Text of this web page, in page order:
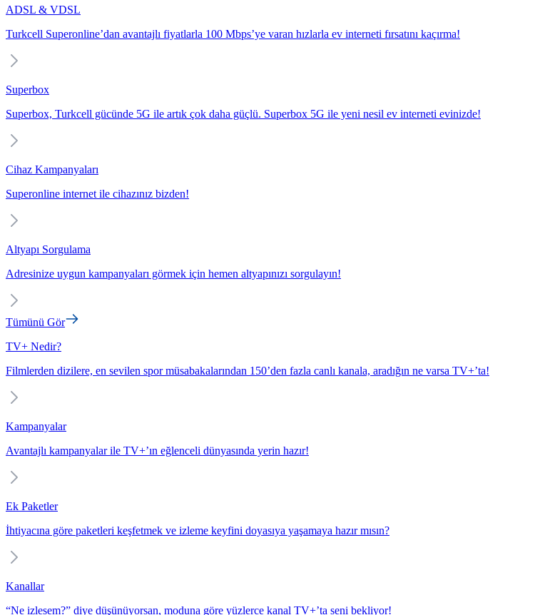
ADSL & VDSL
Turkcell Superonline’dan avantajlı fiyatlarla 100 Mbps’ye varan hızlarla ev interneti fırsatını kaçırma!
Superbox
Superbox, Turkcell gücünde 5G ile artık çok daha güçlü. Superbox 5G ile yeni nesil ev interneti evinizde!
Cihaz Kampanyaları
Superonline internet ile cihazınız bizden!
Altyapı Sorgulama
Adresinize uygun kampanyaları görmek için hemen altyapınızı sorgulayın!
Tümünü Gör
TV+ Nedir?
Filmlerden dizilere, en sevilen spor müsabakalarından 150’den fazla canlı kanala, aradığın ne varsa TV+’ta!
Kampanyalar
Avantajlı kampanyalar ile TV+’ın eğlenceli dünyasında yerin hazır!
Ek Paketler
İhtiyacına göre paketleri keşfetmek ve izleme keyfini doyasıya yaşamaya hazır mısın?
Kanallar
“Ne izlesem?” diye düşünüyorsan, moduna göre yüzlerce kanal TV+’ta seni bekliyor!